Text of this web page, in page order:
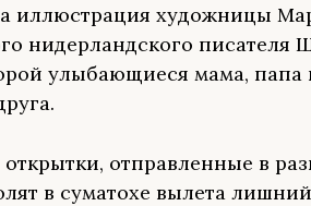
иллюстрация художницы
нидерландского писателя
улыбающиеся мама, папа
отправленные в
в суматохе вылета